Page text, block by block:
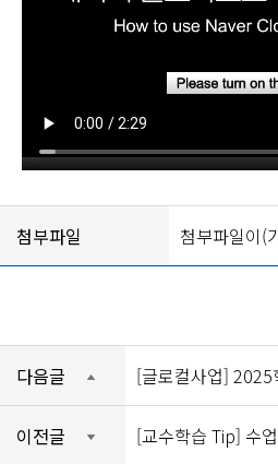
첨부파일 첨부파일이(
다음글 [글로컬사업] 2025
이전글 [교수학습 Tip] 수